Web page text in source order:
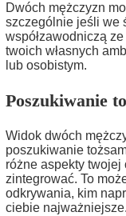
Dwóch mężczyzn
szczególnie jeśli we
współzawodniczą
twoich własnych
lub osobistym.
Poszukiwanie
Widok dwóch
poszukiwanie
różne aspekty
zintegrować. To
odkrywania, kim
ciebie najważniejsze.